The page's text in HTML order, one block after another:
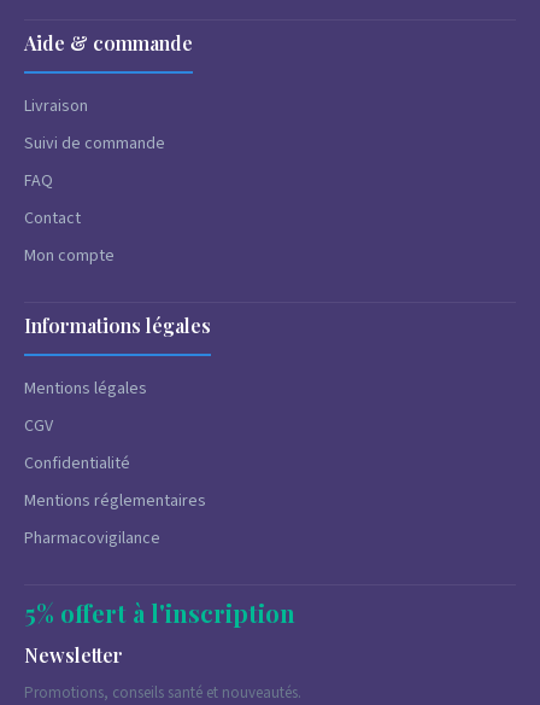
Aide & commande
Livraison
Suivi de commande
FAQ
Contact
Mon compte
Informations légales
Mentions légales
CGV
Confidentialité
Mentions réglementaires
Pharmacovigilance
5% offert à l'inscription
Newsletter
Promotions, conseils santé et nouveautés.